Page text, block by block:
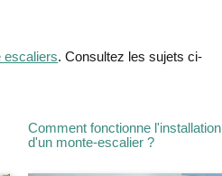
escaliers. Consultez les sujets ci-
Comment fonctionne l'installation
d'un monte-escalier ?